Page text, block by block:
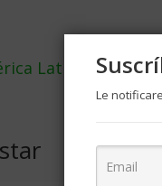
Latina a
Le